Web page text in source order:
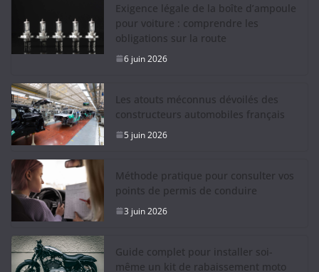
Exigence légale de la boîte d’ampoule
pour voiture : comprendre les
obligations sur la route
6 juin 2026
Les atouts méconnus dévoilés des
constructeurs automobiles français
5 juin 2026
Méthode pratique pour consulter vos
points de permis de conduire
3 juin 2026
Guide complet pour installer soi-
même un kit de rabaissement moto